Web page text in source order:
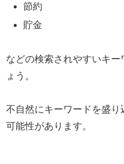
節約
貯金
などの検索されやすいキー
ょう。
不自然にキーワードを盛
可能性があります。